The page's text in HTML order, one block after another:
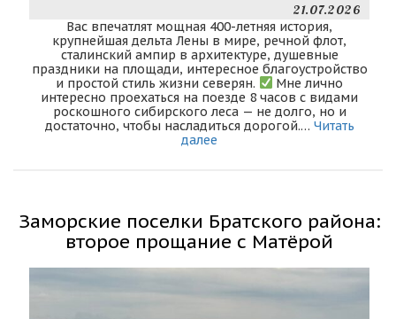
21.07.2026
Вас впечатлят мощная 400-летняя история,
крупнейшая дельта Лены в мире, речной флот,
сталинский ампир в архитектуре, душевные
праздники на площади, интересное благоустройство
и простой стиль жизни северян.
Мне лично
интересно проехаться на поезде 8 часов с видами
роскошного сибирского леса — не долго, но и
достаточно, чтобы насладиться дорогой.… Читать
далее
Заморские поселки Братского района:
второе прощание с Матёрой